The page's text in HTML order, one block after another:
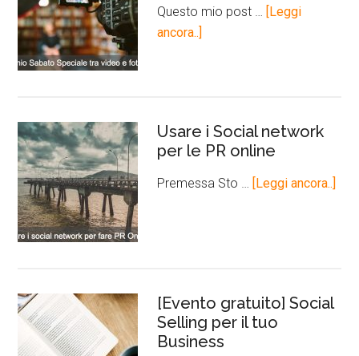
Questo mio post …
[Leggi
ancora..]
Usare i Social network
per le PR online
Premessa Sto … [Leggi ancora..]
[Evento gratuito] Social
Selling per il tuo
Business